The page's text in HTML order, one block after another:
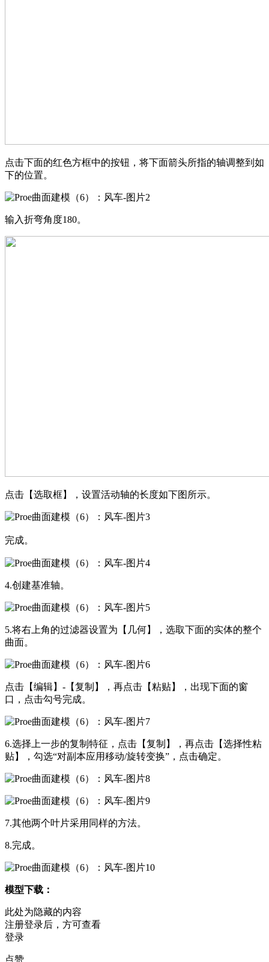
点击下面的红色方框中的按钮，将下面箭头所指的轴调整到如
下的位置。
输入折弯角度180。
点击【选取框】，设置活动轴的长度如下图所示。
完成。
4.创建基准轴。
5.将右上角的过滤器设置为【几何】，选取下面的实体的整个
曲面。
点击【编辑】 - 【复制】，再点击【粘贴】，出现下面的窗
口，点击勾号完成。
6.选择上一步的复制特征，点击【复制】，再点击【选择性粘
贴】，勾选“对副本应用移动/旋转变换”，点击确定。
7.其他两个叶片采用同样的方法。
8.完成。
模型下载：
此处为隐藏的内容
注册登录后，方可查看
登录
点赞